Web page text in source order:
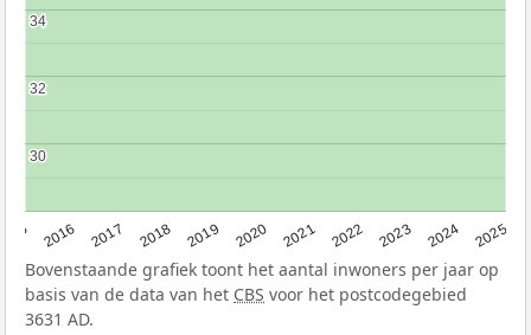
2016 2017 2018 2019 2020 2021 2022 2023 2024 2025
30
30
32
32
34
34
Bovenstaande grafiek toont het aantal inwoners per jaar op
basis van de data van het CBS voor het postcodegebied
3631 AD.